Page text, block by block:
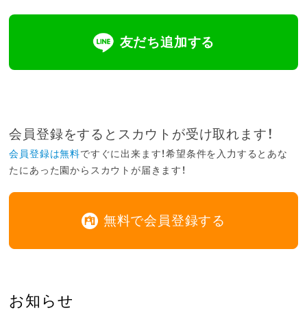
友だち追加する
会員登録をするとスカウトが受け取れます！
会員登録は無料ですぐに出来ます！希望条件を入力するとあな
たにあった園からスカウトが届きます！
無料で会員登録する
お知らせ